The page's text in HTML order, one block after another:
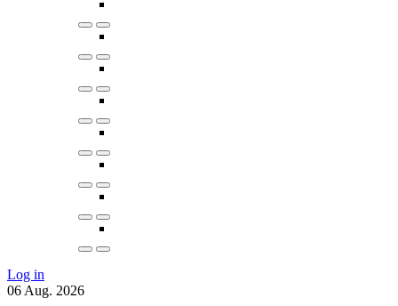
Log in
06 Aug. 2026